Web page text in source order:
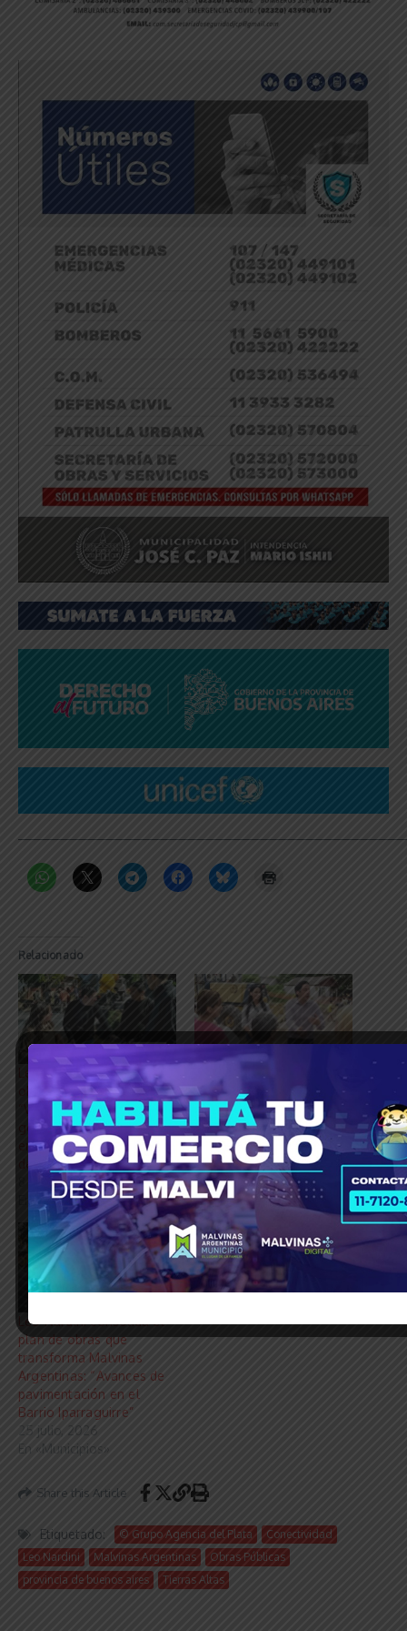
Relacionado
Leo Nardini supervisó
obras en Grand Bourg:
“Vienen a dignificar,
generar conectividad y
empleo en la economía
de Malvinas Argentinas”
8 abril, 2025
En «Municipios»
su Planta Hormigonera
brinda a los vecinos
soluciones de fondo:
“Más conectividad a
través del pavimento”
29 noviembre, 2021
En «Municipios»
Leo Nardini consolida el
plan de obras que
transforma Malvinas
Argentinas: “Avances de
pavimentación en el
Barrio Iparraguirre”
25 julio, 2026
En «Municipios»
Share this Article
Etiquetado: © Grupo Agencia del Plata
Conectividad
Leo Nardini
Malvinas Argentinas
Obras Públicas
provincia de buenos aires
Tierras Altas